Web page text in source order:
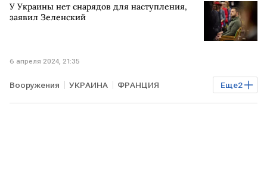
отправка войска
У Украины нет снарядов для наступления,
заявил Зеленский
6 апреля 2024, 21:35
Еще2
Вооружения УКРАИНА ФРАНЦИЯ
Владимир Зеленский авиабомбы AASM